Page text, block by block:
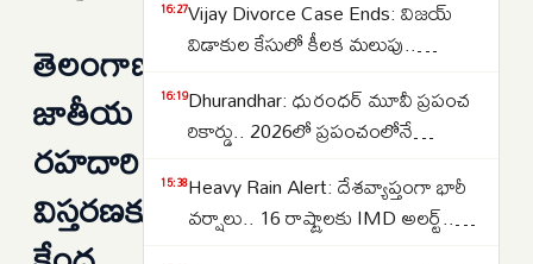
తెలంగాణలో
జాతీయ
రహదారి
విస్తరణకు
16:27Vijay Divorce Case Ends: విజయ్
విడాకుల కేసులో కీలక మలుపు..
సంగీత..కేసును కొట్టివేసిన కోర్టు
16:19Dhurandhar: ధురంధర్ మూవీ ప్రపంచ
రికార్డు.. 2026లో ప్రపంచంలోనే
చిత్రంగా హిస్టరీ క్రియేట్..
15:38Heavy Rain Alert: దేశవ్యాప్తంగా భారీ
వర్షాలు.. 16 రాష్ట్రాలకు IMD అలర్ట్..